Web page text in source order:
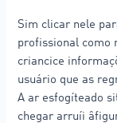
Sim clicar nele
profissional como
criancice
usuário que as
A ar esfogíteado
chegar arruíi